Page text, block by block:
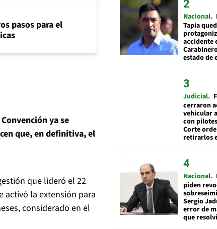
pasos para el
ya se
que, en definitiva, el
que lideró el 22
activó la extensión para
considerado en el
Nacional
Tapia
accidente
estado de
Judicial
cerraron
vehicular
con
Corte
retirarlos
Nacional
piden
Sergio
error de
que